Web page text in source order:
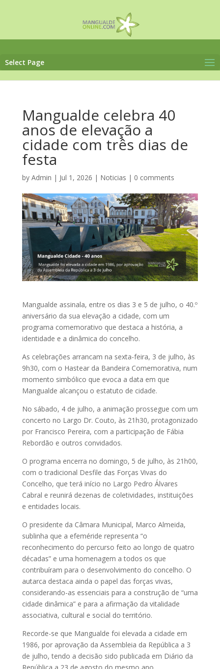
Select Page
Mangualde celebra 40
anos de elevação a
cidade com três dias de
festa
by Admin | Jul 1, 2026 | Noticias | 0 comments
Mangualde assinala, entre os dias 3 e 5 de julho, o 40.º
aniversário da sua elevação a cidade, com um
programa comemorativo que destaca a história, a
identidade e a dinâmica do concelho.
As celebrações arrancam na sexta-feira, 3 de julho, às
9h30, com o Hastear da Bandeira Comemorativa, num
momento simbólico que evoca a data em que
Mangualde alcançou o estatuto de cidade.
No sábado, 4 de julho, a animação prossegue com um
concerto no Largo Dr. Couto, às 21h30, protagonizado
por Francisco Pereira, com a participação de Fábia
Rebordão e outros convidados.
O programa encerra no domingo, 5 de julho, às 21h00,
com o tradicional Desfile das Forças Vivas do
Concelho, que terá início no Largo Pedro Álvares
Cabral e reunirá dezenas de coletividades, instituições
e entidades locais.
O presidente da Câmara Municipal, Marco Almeida,
sublinha que a efeméride representa “o
reconhecimento do percurso feito ao longo de quatro
décadas” e uma homenagem a todos os que
contribuíram para o desenvolvimento do concelho. O
autarca destaca ainda o papel das forças vivas,
considerando-as essenciais para a construção de “uma
cidade dinâmica” e para a afirmação da vitalidade
associativa, cultural e social do território.
Recorde-se que Mangualde foi elevada a cidade em
1986, por aprovação da Assembleia da República a 3
de julho, tendo a decisão sido publicada em Diário da